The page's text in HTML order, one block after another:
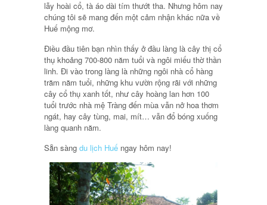
lẫy hoài cổ, tà áo dài tím thướt tha. Nhưng hôm nay
chúng tôi sẽ mang đến một cảm nhận khác nữa về
Huế mộng mơ.
Điều đầu tiên bạn nhìn thấy ở đầu làng là cây thị cổ
thụ khoảng 700-800 năm tuổi và ngôi miếu thờ thần
linh. Đi vào trong làng là những ngôi nhà cổ hàng
trăm năm tuổi, những khu vườn rộng rãi với những
cây cổ thụ xanh tốt, như cây hoàng lan hơn 100
tuổi trước nhà mệ Tràng đến mùa vẫn nở hoa thơm
ngát, hay cây tùng, mai, mít… vẫn đổ bóng xuống
làng quanh năm.
Sẵn sàng du lịch Huế ngay hôm nay!